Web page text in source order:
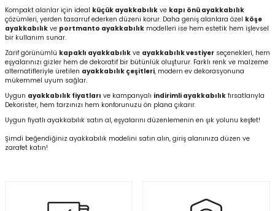
Kompakt alanlar için ideal küçük ayakkabılık ve kapı önü ayakkabılık
çözümleri, yerden tasarruf ederken düzeni korur. Daha geniş alanlara özel köşe
ayakkabılık ve portmanto ayakkabılık modelleri ise hem estetik hem işlevsel
bir kullanım sunar.
Zarif görünümlü kapaklı ayakkabılık ve ayakkabılık vestiyer seçenekleri, hem
eşyalarınızı gizler hem de dekoratif bir bütünlük oluşturur. Farklı renk ve malzeme
alternatifleriyle üretilen ayakkabılık çeşitleri, modern ev dekorasyonuna
mükemmel uyum sağlar.
Uygun ayakkabılık fiyatları ve kampanyalı indirimli ayakkabılık fırsatlarıyla
Dekorister, hem tarzınızı hem konforunuzu ön plana çıkarır.
Uygun fiyatlı ayakkabılık satın al, eşyalarını düzenlemenin en şık yolunu keşfet!
Şimdi beğendiğiniz ayakkabılık modelini satın alın, giriş alanınıza düzen ve
zarafet katın!